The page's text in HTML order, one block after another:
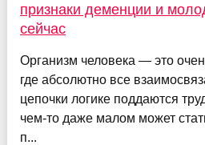
признаки деменции и
сейчас
Организм человека — это
где абсолютно все
цепочки логике поддаются
чем-то даже малом может
п...